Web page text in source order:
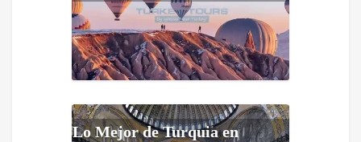
Lo Mejor de Turquia en